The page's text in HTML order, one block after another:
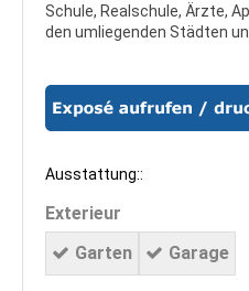
Schule, Realschule, Ärzte,
den umliegenden Städten
Ausstattung::
Exterieur
Garten
Garage